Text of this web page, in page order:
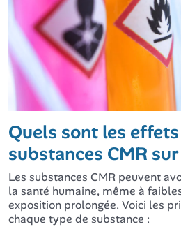
Quels sont les
substances CMR
Les substances CMR peuvent
la santé humaine, même à
exposition prolongée. Voici les
chaque type de substance :